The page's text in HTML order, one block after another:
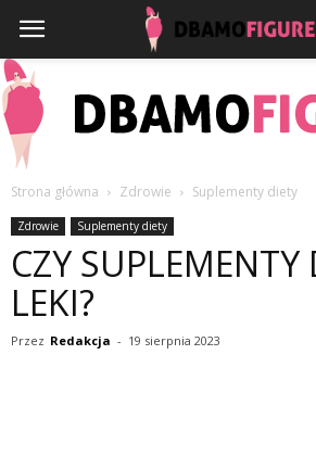
Strona główna Zdrowie Suplementy diety
Zdrowie Suplementy diety
CZY SUPLEMENTY
LEKI?
Przez Redakcja - 19 sierpnia 2023